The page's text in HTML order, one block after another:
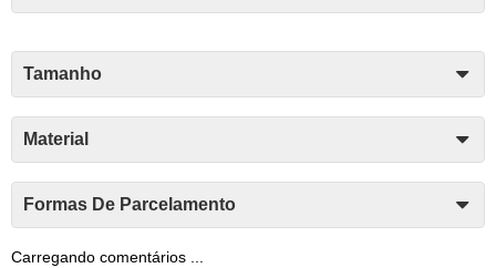
Tamanho
Material
Formas De Parcelamento
Carregando comentários ...